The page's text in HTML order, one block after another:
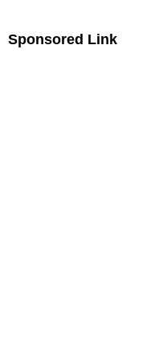
Sponsored Link